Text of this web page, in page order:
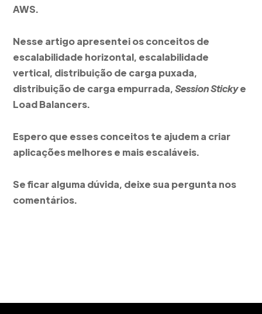
AWS.
Nesse artigo apresentei os conceitos de
escalabilidade horizontal, escalabilidade
vertical, distribuição de carga puxada,
distribuição de carga empurrada,Session Stickye
Load Balancers.
Espero que esses conceitos te ajudem a criar
aplicações melhores e mais escaláveis.
Se ficar alguma dúvida, deixe sua pergunta nos
comentários.